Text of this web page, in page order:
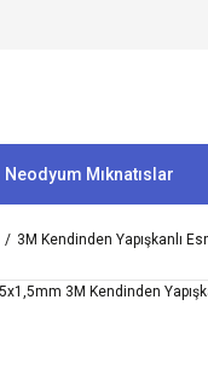
Neodyum Mıknatıslar
3M Kendinden Yapışkanlı